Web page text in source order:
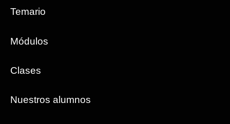
Temario
Módulos
Clases
Nuestros alumnos